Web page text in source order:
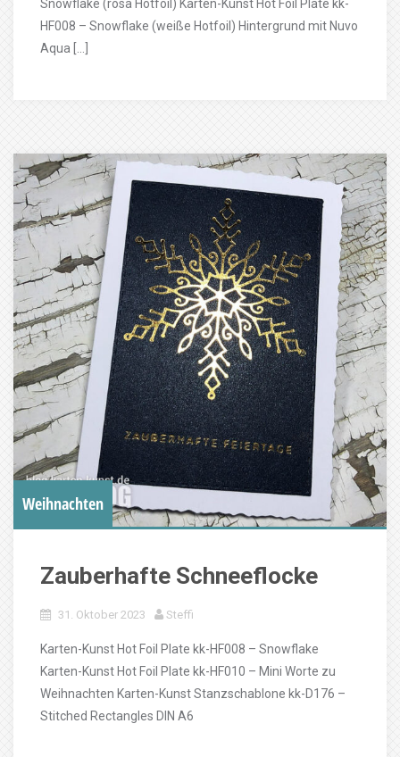
Snowflake (rosa Hotfoil) Karten-Kunst Hot Foil Plate kk-
HF008 – Snowflake (weiße Hotfoil) Hintergrund mit Nuvo
Aqua […]
Weihnachten
Zauberhafte Schneeflocke
31. Oktober 2023 Steffi
Karten-Kunst Hot Foil Plate kk-HF008 – Snowflake
Karten-Kunst Hot Foil Plate kk-HF010 – Mini Worte zu
Weihnachten Karten-Kunst Stanzschablone kk-D176 –
Stitched Rectangles DIN A6